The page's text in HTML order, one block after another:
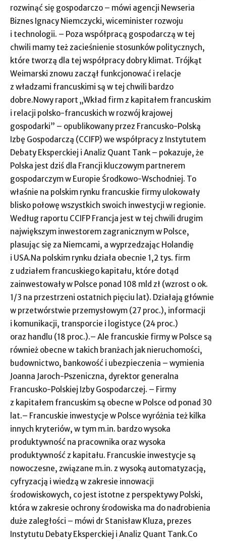
rozwinąć się gospodarczo – mówi agencji Newseria
Biznes Ignacy Niemczycki, wiceminister rozwoju
i technologii. – Poza współpracą gospodarczą w tej
chwili mamy też zacieśnienie stosunków politycznych,
które tworzą dla tej współpracy dobry klimat. Trójkąt
Weimarski znowu zaczął funkcjonować i relacje
z władzami francuskimi są w tej chwili bardzo
dobre.Nowy raport „Wkład firm z kapitałem francuskim
i relacji polsko-francuskich w rozwój krajowej
gospodarki” – opublikowany przez Francusko-Polską
Izbę Gospodarczą (CCIFP) we współpracy z Instytutem
Debaty Eksperckiej i Analiz Quant Tank – pokazuje, że
Polska jest dziś dla Francji kluczowym partnerem
gospodarczym w Europie Środkowo-Wschodniej. To
właśnie na polskim rynku francuskie firmy ulokowały
blisko połowę wszystkich swoich inwestycji w regionie.
Według raportu CCIFP Francja jest w tej chwili drugim
największym inwestorem zagranicznym w Polsce,
plasując się za Niemcami, a wyprzedzając Holandię
i USA.Na polskim rynku działa obecnie 1,2 tys. firm
z udziałem francuskiego kapitału, które dotąd
zainwestowały w Polsce ponad 108 mld zł (wzrost o ok.
1/3 na przestrzeni ostatnich pięciu lat). Działają głównie
w przetwórstwie przemysłowym (27 proc.), informacji
i komunikacji, transporcie i logistyce (24 proc.)
oraz handlu (18 proc.).– Ale francuskie firmy w Polsce są
również obecne w takich branżach jak nieruchomości,
budownictwo, bankowość i ubezpieczenia – wymienia
Joanna Jaroch-Pszeniczna, dyrektor generalna
Francusko-Polskiej Izby Gospodarczej. – Firmy
z kapitałem francuskim są obecne w Polsce od ponad 30
lat.– Francuskie inwestycje w Polsce wyróżnia też kilka
innych kryteriów, w tym m.in. bardzo wysoka
produktywność na pracownika oraz wysoka
produktywność z kapitału. Francuskie inwestycje są
nowoczesne, związane m.in. z wysoką automatyzacją,
cyfryzacją i wiedzą w zakresie innowacji
środowiskowych, co jest istotne z perspektywy Polski,
która w zakresie ochrony środowiska ma do nadrobienia
duże zaległości – mówi dr Stanisław Kluza, prezes
Instytutu Debaty Eksperckiej i Analiz Quant Tank.Co